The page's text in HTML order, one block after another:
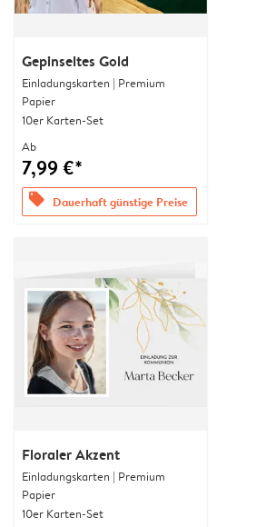
Gepinseltes Gold
Einladungskarten | Premium
Papier
10er Karten-Set
Ab
7,99 €*
offers Dauerhaft günstige Preise
Floraler Akzent
Einladungskarten | Premium
Papier
10er Karten-Set